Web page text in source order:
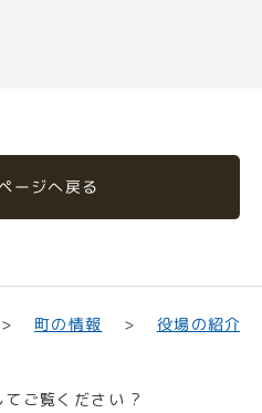
ージへ戻る
町の情報 役場の紹介
ご覧ください ?